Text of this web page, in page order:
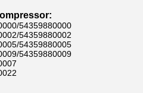
54359880000
54359880002
54359880005
54359880009